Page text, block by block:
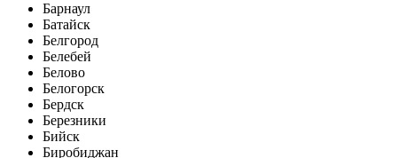
Барнаул
Батайск
Белгород
Белебей
Белово
Белогорск
Бердск
Березники
Бийск
Биробиджан